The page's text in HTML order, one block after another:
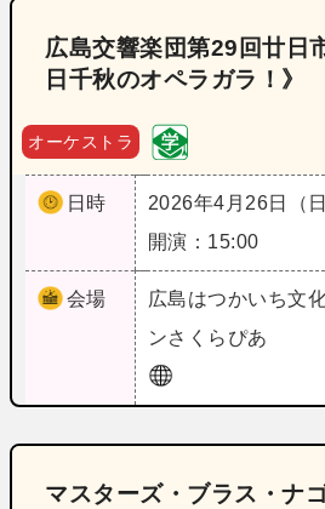
広島交響楽団第29回廿日
日千秋のオペラガラ！》
オーケストラ
日時
2026年4月26日（日
開演：15:00
会場 広島はつかいち文
ンさくらぴあ
マスターズ・ブラス・ナ